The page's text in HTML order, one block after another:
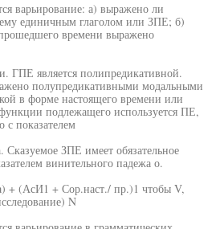
варьирование: а) выражено ли
единичным глаголом или ЗПЕ; б)
времени выражено
ГПЕ является полипредикативной.
полупредикативными модальными
в форме настоящего времени или
подлежащего используется ПЕ,
с показателем
Сказуемое ЗПЕ имеет обязательное
винительного падежа о.
+ (АсИ1 + Сор.наст./ пр.)1 чтобы V,
N